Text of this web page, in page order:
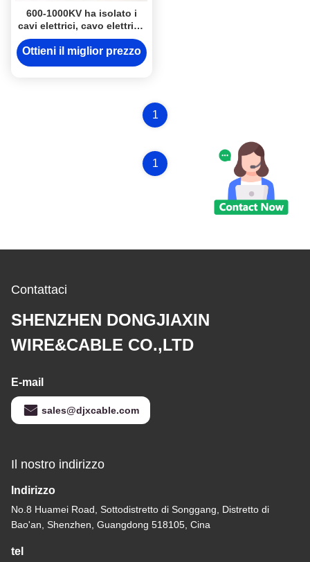
600-1000KV ha isolato i
cavi elettrici, cavo elettrico
ad alta temperatura
inorganico
Ottieni il miglior prezzo
1
1
Contattaci
SHENZHEN DONGJIAXIN
WIRE&CABLE CO.,LTD
E-mail
sales@djxcable.com
Il nostro indirizzo
Indirizzo
No.8 Huamei Road, Sottodistretto di Songgang, Distretto di
Bao'an, Shenzhen, Guangdong 518105, Cina
tel